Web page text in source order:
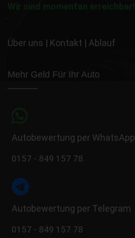
Wir sind momentan erreichbar!
Über uns | Kontakt | Ablauf
Mehr Geld Für Ihr Auto
Autobewertung per WhatsApp
0157 - 849 157 78
Autobewertung per Telegram
0157 - 849 157 78